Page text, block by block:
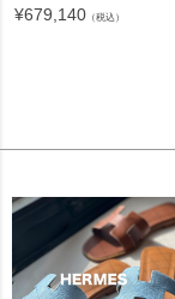
¥679,140 （税込）